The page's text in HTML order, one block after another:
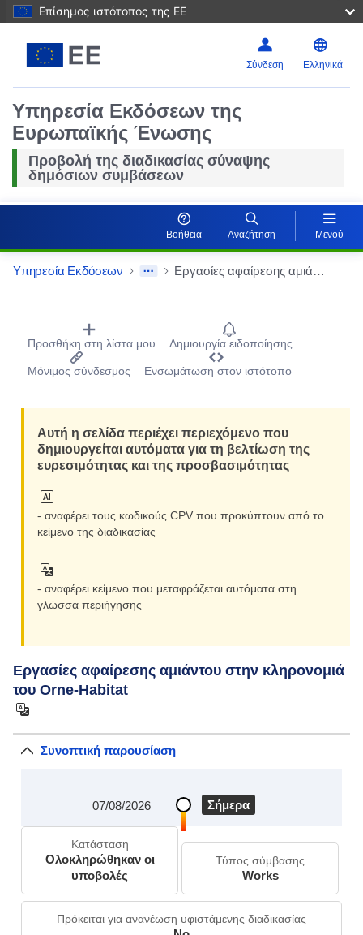
Επίσημος ιστότοπος της ΕΕ
Σύνδεση Ελληνικά
Υπηρεσία Εκδόσεων της
Ευρωπαϊκής Ένωσης
Προβολή της διαδικασίας σύναψης
δημόσιων συμβάσεων
Βοήθεια Αναζήτηση Μενού
Υπηρεσία Εκδόσεων Εργασίες αφαίρεσης αμιάντου στην κληρονομιά του Orne-Habitat
Procurement Detail Actions Portlet
Προσθήκη στη λίστα μου Δημιουργία ειδοποίησης
Μόνιμος σύνδεσμος Eνσωμάτωση στον ιστότοπο
Αυτή η σελίδα περιέχει περιεχόμενο που
δημιουργείται αυτόματα για τη βελτίωση της
ευρεσιμότητας και της προσβασιμότητας
- αναφέρει τους κωδικούς CPV που προκύπτουν από το
κείμενο της διαδικασίας
- αναφέρει κείμενο που μεταφράζεται αυτόματα στη
γλώσσα περιήγησης
Εργασίες αφαίρεσης αμιάντου στην κληρονομιά
του Orne-Habitat
Συνοπτική παρουσίαση
Σήμερα
07/08/2026
Κατάσταση
Ολοκληρώθηκαν οι
υποβολές
Τύπος σύμβασης
Works
Πρόκειται για ανανέωση υφιστάμενης διαδικασίας